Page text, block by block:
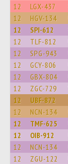
12 LGX-437
12 HGV-134
12 SPI-612
12 TLF-812
12 SPG-943
12 GCY-806
12 GBX-804
12 ZGC-729
12 UBF-872
12 NCN-134
12 TMF-625
12 OIB-912
12 NCN-134
12 ZGU-122